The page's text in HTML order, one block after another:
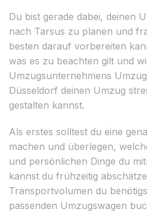
Du bist gerade dabei, deinen
nach Tarsus zu planen und
besten darauf vorbereiten
was es zu beachten gilt und
Umzugsunternehmens
Düsseldorf deinen Umzug
gestalten kannst.
Als erstes solltest du eine
machen und überlegen,
und persönlichen Dinge du
kannst du frühzeitig
Transportvolumen du
passenden Umzugswagen